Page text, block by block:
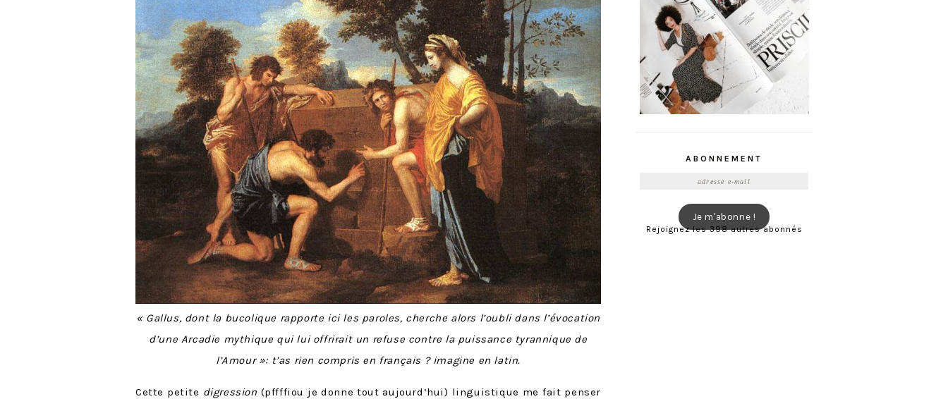
« Gallus, dont la bucolique rapporte ici les paroles, cherche alors l’oubli dans l’évocation
d’une Arcadie mythique qui lui offrirait un refuse contre la puissance tyrannique de
l’Amour »: t’as rien compris en français ? imagine en latin.
Cette petite digression (pffffiou je donne tout aujourd’hui) linguistique me fait penser
ABONNEMENT
Je m'abonne !
Rejoignez les 398 autres abonnés